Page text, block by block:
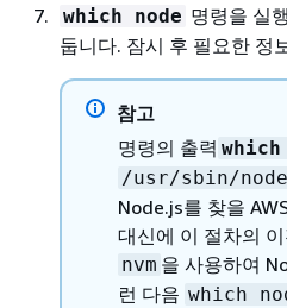
which node 명령을 실
둡니다. 잠시 후 필요한 정
참고
명령의 출력 which
/usr/sbin/node
Node.js를 찾을
대신에 이 절차의
nvm 을 사용하여
런 다음 which